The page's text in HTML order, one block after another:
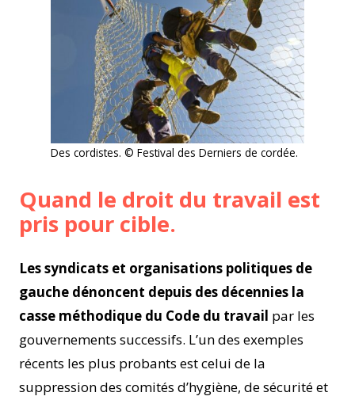
Des cordistes. © Festival des Derniers de cordée.
Quand le droit du travail est
pris pour cible.
Les syndicats et organisations politiques de
gauche dénoncent depuis des décennies la
casse méthodique du Code du travail par les
gouvernements successifs. L’un des exemples
récents les plus probants est celui de la
suppression des comités d’hygiène, de sécurité et